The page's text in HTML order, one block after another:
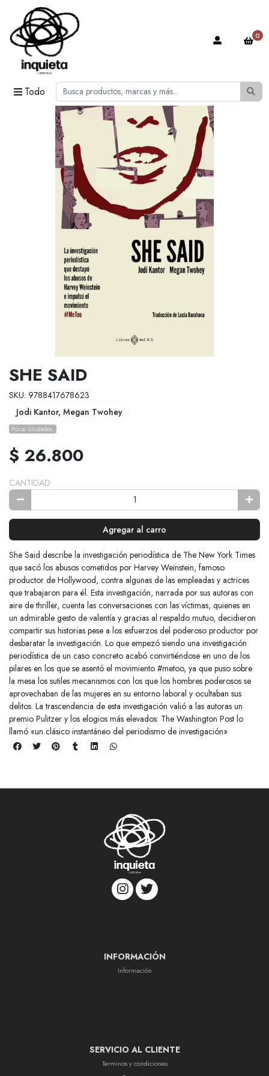
Todo
0
SHE SAID
SKU: 9788417678623
Jodi Kantor, Megan Twohey
Pocas Unidades.
$ 26.800
CANTIDAD
Agregar al carro
She Said describe la investigación periodística de The New York Times
que sacó los abusos cometidos por Harvey Weinstein, famoso
productor de Hollywood, contra algunas de las empleadas y actrices
que trabajaron para él. Esta investigación, narrada por sus autoras con
aire de thriller, cuenta las conversaciones con las víctimas, quienes en
un admirable gesto de valentía y gracias al respaldo mutuo, decidieron
compartir sus historias pese a los esfuerzos del poderoso productor por
desbaratar la investigación. Lo que empezó siendo una investigación
periodística de un caso concreto acabó convirtiéndose en uno de los
pilares en los que se asentó el movimiento #metoo, ya que puso sobre
la mesa los sutiles mecanismos con los que los hombres poderosos se
aprovechaban de las mujeres en su entorno laboral y ocultaban sus
delitos. La trascendencia de esta investigación valió a las autoras un
premio Pulitzer y los elogios más elevados: The Washington Post lo
llamó «un clásico instantáneo del periodismo de investigación»
INFORMACIÓN
Información
SERVICIO AL CLIENTE
Terminos y condiciones